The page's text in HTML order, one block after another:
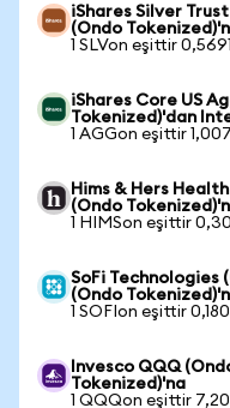
iShares Silver
(Ondo
1 SLVon eşittir
iShares Core US
Tokenized)'dan
1 AGGon eşittir
Hims & Hers
(Ondo
1 HIMSon eşittir
SoFi Technologies
(Ondo
1 SOFIon eşittir
Invesco QQQ
Tokenized)'na
1 QQQon eşittir